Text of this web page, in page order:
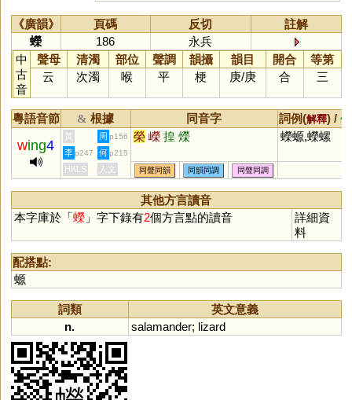
《廣韻》 頁碼 反切
註解
蠑
186
永兵
中
古
音
聲母 清濁 部位 聲調 韻攝 韻目 開合
等第
云
次濁 喉 平 梗 庚/庚 合 三
粵語音節 & 根據 同音字 詞例(解釋) /
wing4
黃 周 p156 榮 嶸 揘 爃 蠑螈,蠑螺
李 p247 何 p215
HKLS 人文 同聲同韻 同韻同調 同聲同調
其他方言讀音
本字庫於「蠑」字下錄有2個方言點的讀音
詳細資
料
配搭點:
螈
詞類
英文意義
n.
salamander; lizard